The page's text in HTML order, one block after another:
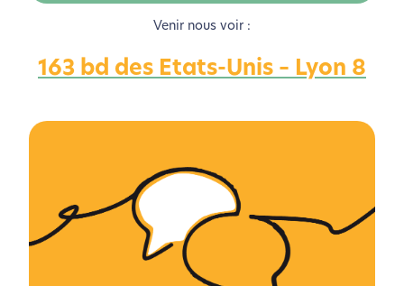
Nous avons développé ce site Internet dans le cadre
d’une démarche forte d’écoconception.
Si vous aussi vous souhaitez diminuer drastiquement
les besoins énergétiques nécessaires à votre
Venir nous voir :
163 bd des Etats-Unis – Lyon 8